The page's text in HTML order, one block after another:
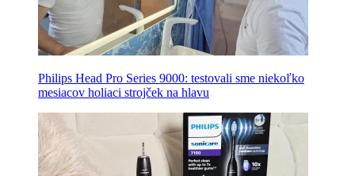
Philips Head Pro Series 9000: testovali sme niekoľko
mesiacov holiaci strojček na hlavu